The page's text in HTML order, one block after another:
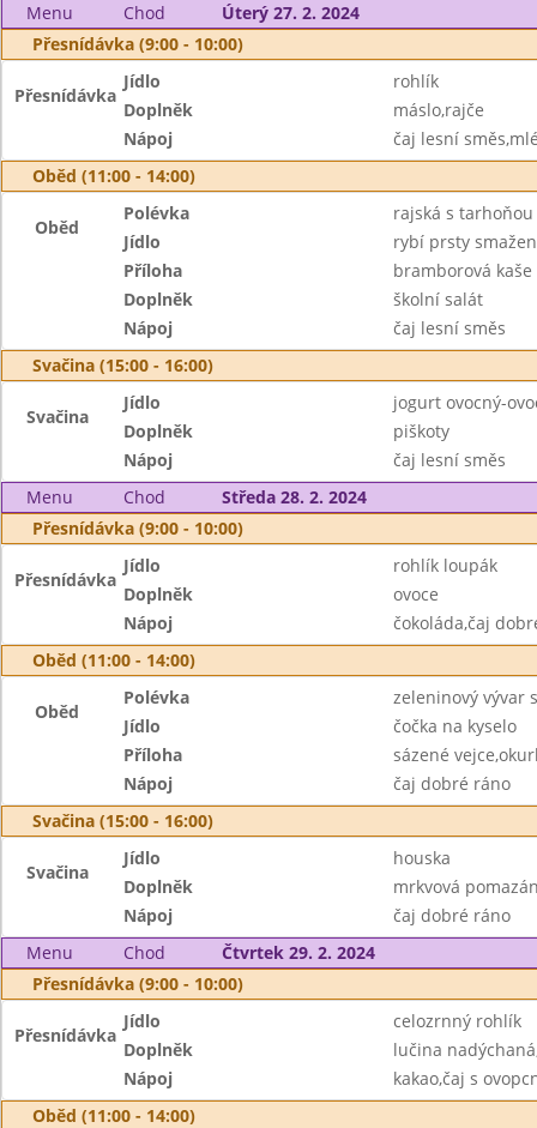
Menu
Chod
Úterý 27. 2. 2024
Přesnídávka (9:00 - 10:00)
Přesnídávka
Jídlo
rohlík
Doplněk
máslo,rajče
Nápoj
čaj lesní
Oběd (11:00 - 14:00)
Oběd
Polévka
rajská s tarhoňou
Jídlo
rybí prsty
Příloha
bramborová
Doplněk
školní salát
Nápoj
čaj lesní směs
Svačina (15:00 - 16:00)
Svačina
Jídlo
jogurt ovocný-
Doplněk
piškoty
Nápoj
čaj lesní směs
Menu
Chod
Středa 28. 2. 2024
Přesnídávka (9:00 - 10:00)
Přesnídávka
Jídlo
rohlík loupák
Doplněk
ovoce
Nápoj
čokoláda,čaj
Oběd (11:00 - 14:00)
Oběd
Polévka
zeleninový vývar
Jídlo
čočka na kyselo
Příloha
sázené
Nápoj
čaj dobré ráno
Svačina (15:00 - 16:00)
Svačina
Jídlo
houska
Doplněk
mrkvová
Nápoj
čaj dobré ráno
Menu
Chod
Čtvrtek 29. 2. 2024
Přesnídávka (9:00 - 10:00)
Přesnídávka
Jídlo
celozrnný rohlík
Doplněk
lučina
Nápoj
kakao,čaj s
Oběd (11:00 - 14:00)